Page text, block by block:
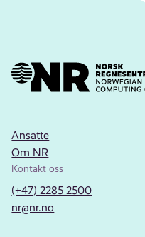
Ansatte
Om NR
Kontakt oss
(+47) 2285 2500
nr@nr.no